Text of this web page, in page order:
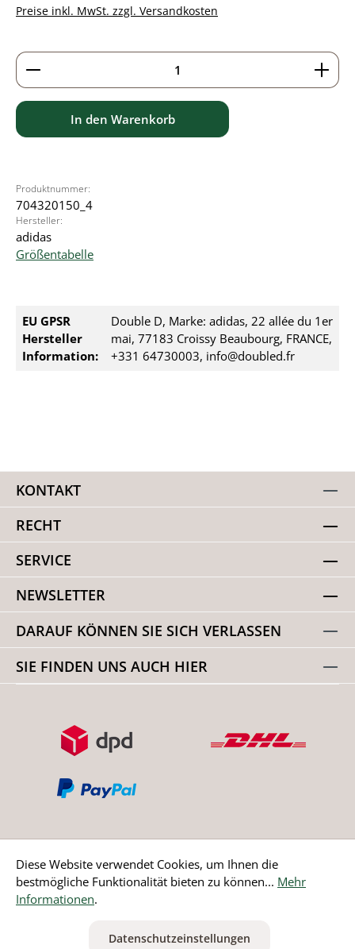
Preise inkl. MwSt. zzgl. Versandkosten
Produkt Anzahl: Gib den gewünschten Wert ein
In den Warenkorb
Produktnummer:
704320150_4
Hersteller:
adidas
Größentabelle
EU GPSR
Hersteller
Information:
Double D, Marke: adidas, 22 allée du 1er
mai, 77183 Croissy Beaubourg, FRANCE,
+331 64730003, info@doubled.fr
KONTAKT
RECHT
SERVICE
NEWSLETTER
DARAUF KÖNNEN SIE SICH VERLASSEN
SIE FINDEN UNS AUCH HIER
Bestellung widerrufen
ausgenommen Nicht EU-Länder
Diese Website verwendet Cookies, um Ihnen die
bestmögliche Funktionalität bieten zu können... Mehr
Informationen.
Datenschutzeinstellungen